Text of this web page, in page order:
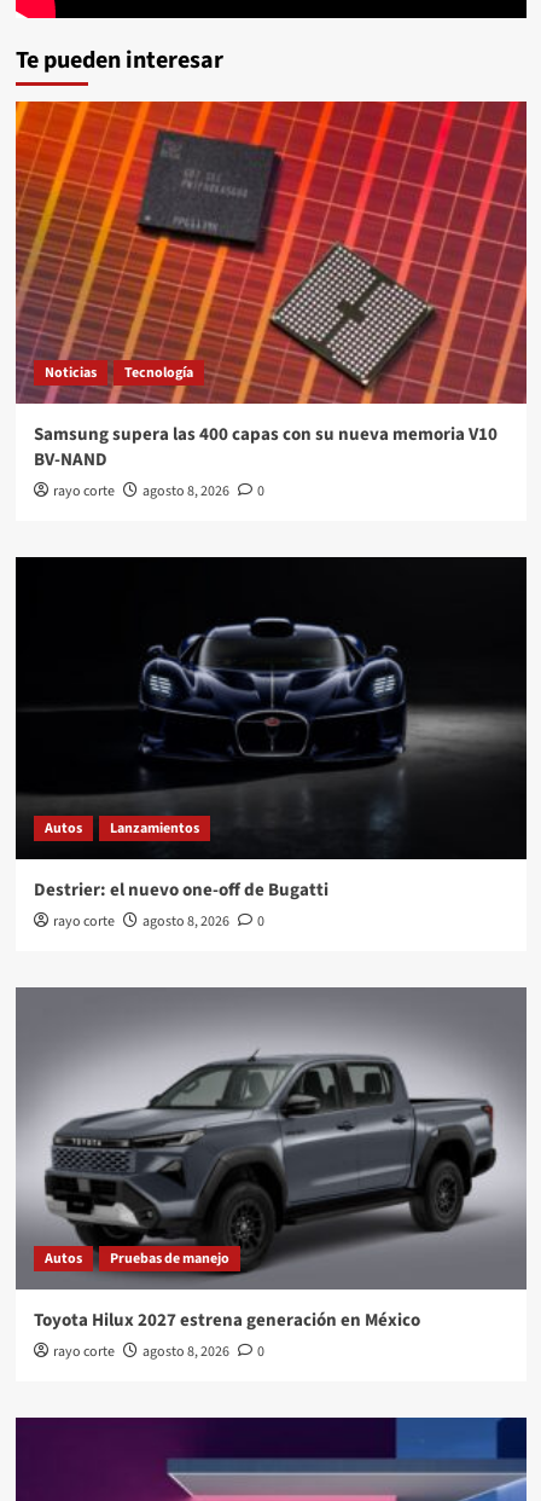
Te pueden interesar
Noticias Tecnología
Samsung supera las 400 capas con su nueva memoria V10
BV-NAND
rayo corte agosto 8, 2026 0
Autos Lanzamientos
Destrier: el nuevo one-off de Bugatti
rayo corte agosto 8, 2026 0
Autos Pruebas de manejo
Toyota Hilux 2027 estrena generación en México
rayo corte agosto 8, 2026 0